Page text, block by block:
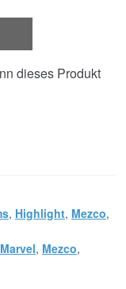
dieses Produkt
, Highlight, Mezco,
Marvel, Mezco,